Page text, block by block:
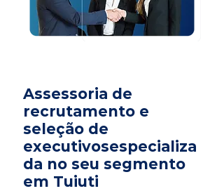
Assessoria de
recrutamento e
seleção de
executivosespecializa
da no seu segmento
em Tuiuti